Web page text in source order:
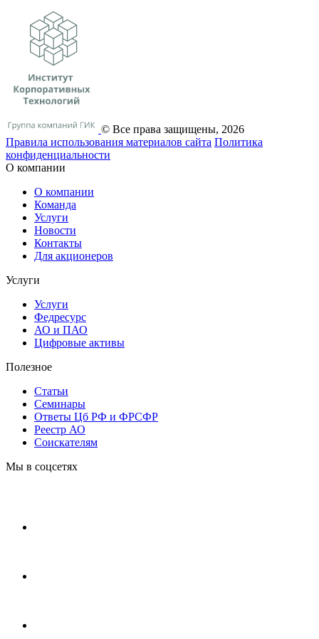
© Все права защищены, 2026
Правила использования материалов сайта Политика
конфиденциальности
О компании
О компании
Команда
Услуги
Новости
Контакты
Для акционеров
Услуги
Услуги
Федресурс
АО и ПАО
Цифровые активы
Полезное
Статьи
Cеминары
Ответы Цб РФ и ФРСФР
Реестр АО
Соискателям
Мы в соцсетях